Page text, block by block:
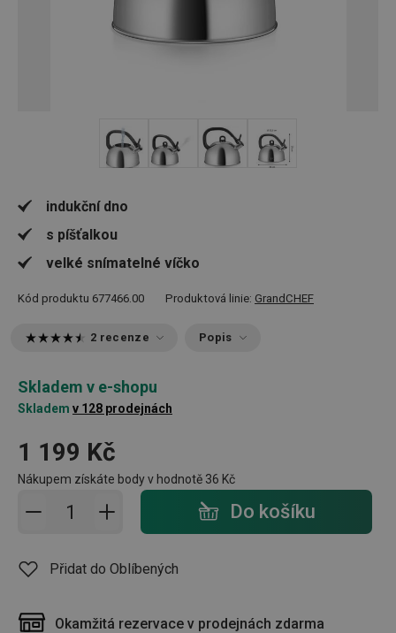
indukční dno
s píšťalkou
velké snímatelné víčko
Kód produktu 677466.00 Produktová linie: GrandCHEF
2 recenze Popis
Skladem v e-shopu
Skladem v 128 prodejnách
1 199 Kč
Nákupem získáte body v hodnotě 36 Kč
Přidat do košíku - počet Do košíku
Přidat do Oblíbených
Okamžitá rezervace v prodejnách zdarma